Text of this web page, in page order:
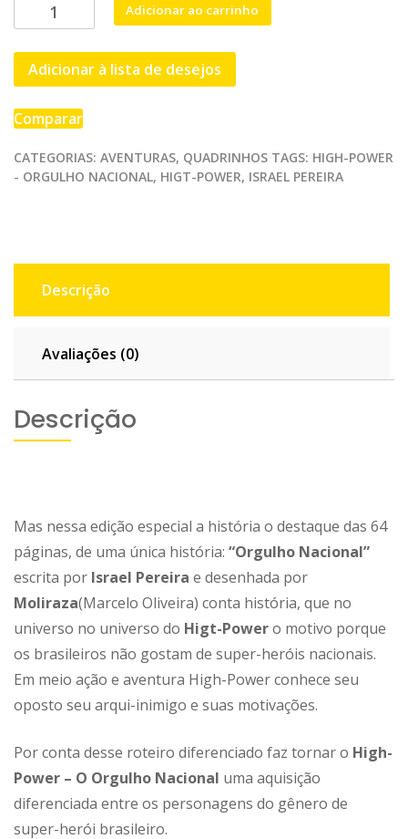
Power
-
Vol.1
-
Orgulho
quantidade
Adicionar ao carrinho
Adicionar à lista de desejos
Comparar
CATEGORIAS: AVENTURAS, QUADRINHOS TAGS: HIGH-POWER
- ORGULHO NACIONAL, HIGT-POWER, ISRAEL PEREIRA
Descrição
Avaliações (0)
Descrição
Mas nessa edição especial a história o destaque das 64
páginas, de uma única história: “Orgulho Nacional”
escrita por Israel Pereira e desenhada por
Moliraza(Marcelo Oliveira) conta história, que no
universo no universo do Higt-Powero motivo porque
os brasileiros não gostam de super-heróis nacionais.
Em meio ação e aventura High-Power conhece seu
oposto seu arqui-inimigo e suas motivações.
Por conta desse roteiro diferenciado faz tornar o High-
Power – O Orgulho Nacional uma aquisição
diferenciada entre os personagens do gênero de
super-herói brasileiro.